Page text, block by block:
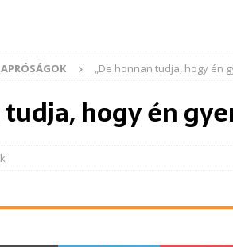
APRÓSÁGOK „De honnan tudja, hogy én
hogy én